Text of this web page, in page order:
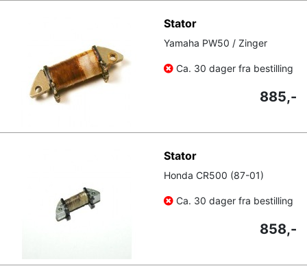
Stator
Yamaha PW50 / Zinger
Ca. 30 dager fra bestilling
885,-
Stator
Honda CR500 (87-01)
Ca. 30 dager fra bestilling
858,-